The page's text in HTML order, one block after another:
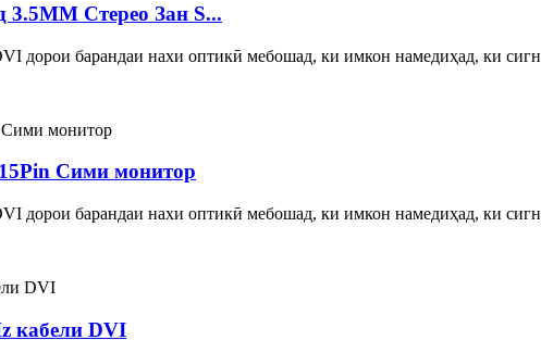
Стерео Зан S...
дорои барандаи нахи оптикӣ мебошад, ки имкон намедиҳад, ки
Сими монитор
дорои барандаи нахи оптикӣ мебошад, ки имкон намедиҳад, ки
кабели DVI